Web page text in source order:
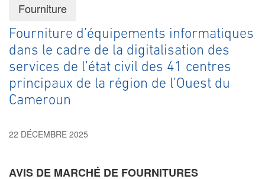
Fourniture
Fourniture d’équipements informatiques
dans le cadre de la digitalisation des
services de l’état civil des 41 centres
principaux de la région de l’Ouest du
Cameroun
22 DÉCEMBRE 2025
AVIS DE MARCHÉ DE FOURNITURES